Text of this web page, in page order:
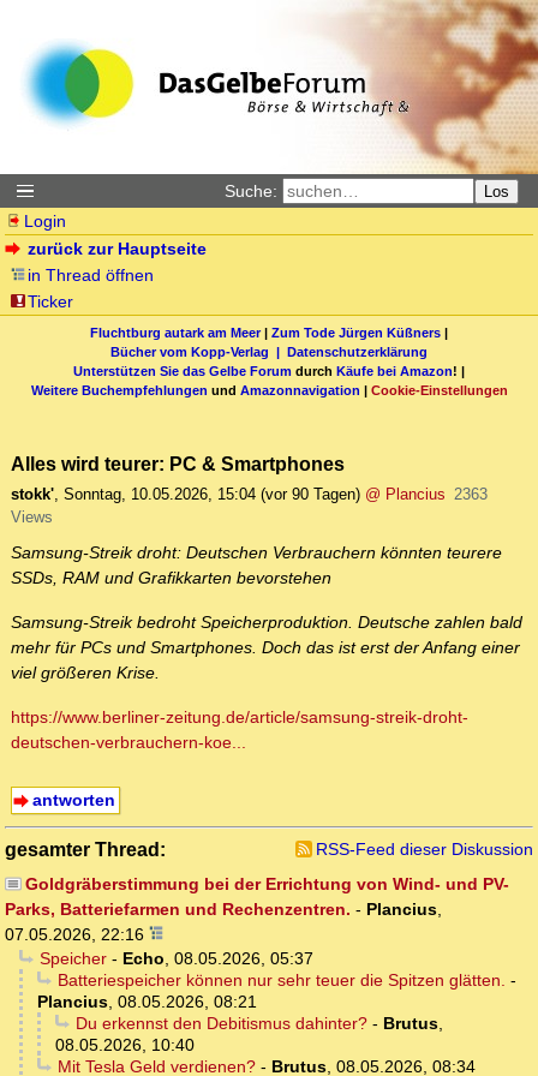
Suche: Los
Login
zurück zur Hauptseite
in Thread öffnen
Ticker
Fluchtburg autark am Meer| Zum Tode Jürgen Küßners |
Bücher vom Kopp-Verlag | Datenschutzerklärung
Unterstützen Sie das Gelbe Forum durch Käufe bei Amazon! |
Weitere Buchempfehlungen und Amazonnavigation | Cookie-Einstellungen
Alles wird teurer: PC & Smartphones
stokk', Sonntag, 10.05.2026, 15:04 (vor 90 Tagen) @ Plancius 2363
Views
Samsung-Streik droht: Deutschen Verbrauchern könnten teurere
SSDs, RAM und Grafikkarten bevorstehen
Samsung-Streik bedroht Speicherproduktion. Deutsche zahlen bald
mehr für PCs und Smartphones. Doch das ist erst der Anfang einer
viel größeren Krise.
https://www.berliner-zeitung.de/article/samsung-streik-droht-
deutschen-verbrauchern-koe...
antworten
gesamter Thread:
RSS-Feed dieser Diskussion
Goldgräberstimmung bei der Errichtung von Wind- und PV-
Parks, Batteriefarmen und Rechenzentren. - Plancius,
07.05.2026, 22:16
Speicher- Echo, 08.05.2026, 05:37
Batteriespeicher können nur sehr teuer die Spitzen glätten. -
Plancius, 08.05.2026, 08:21
Du erkennst den Debitismus dahinter?- Brutus,
08.05.2026, 10:40
Mit Tesla Geld verdienen?- Brutus, 08.05.2026, 08:34